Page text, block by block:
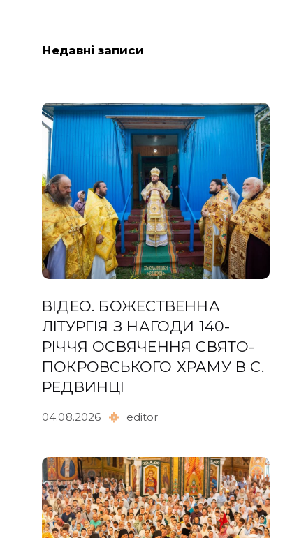
Недавні записи
ВІДЕО. БОЖЕСТВЕННА
ЛІТУРГІЯ З НАГОДИ 140-
РІЧЧЯ ОСВЯЧЕННЯ СВЯТО-
ПОКРОВСЬКОГО ХРАМУ В С.
РЕДВИНЦІ
04.08.2026 editor